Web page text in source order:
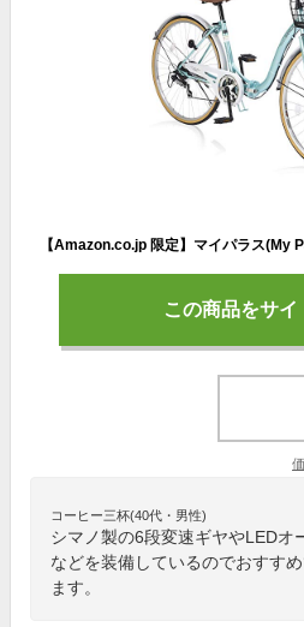
この商品をサイ
コーヒー三杯(40代・男性)
シマノ製の6段変速ギヤやLEDオ
などを装備しているのでおすす
ます。